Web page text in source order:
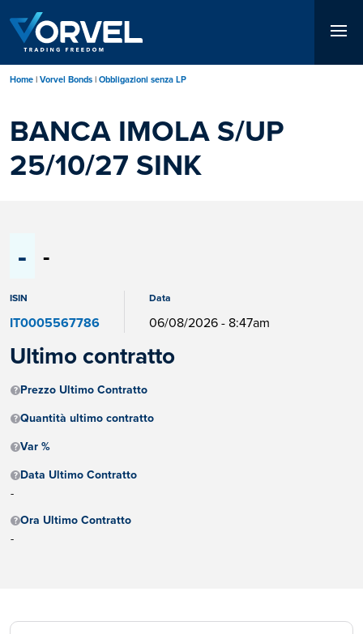
contenuto
principale
Home Vorvel Bonds Obbligazioni senza LP
BANCA IMOLA S/UP
25/10/27 SINK
- -
ISIN
IT0005567786
Data
06/08/2026 - 8:47am
Ultimo contratto
Prezzo Ultimo Contratto
Quantità ultimo contratto
Var %
Data Ultimo Contratto
-
Ora Ultimo Contratto
-